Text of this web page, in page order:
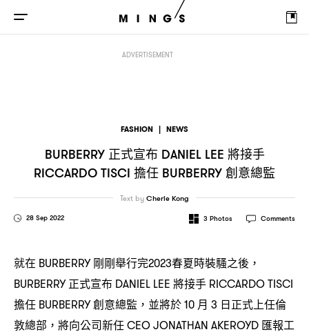
ADVERTISEMENT
FASHION | NEWS
BURBERRY 正式宣布 DANIEL LEE 將接手
RICCARDO TISCI 擔任 BURBERRY創意總監
28 Sep 2022
Text byCherie Kong
3 Photos Comments
就在 BURBERRY剛剛舉行完2023春夏時裝騷之後 ，
BURBERRY正式宣布 DANIEL LEE 將接手 RICCARDO TISCI
擔任 BURBERRY創意總監 ， 並將於10 月 3 日正式上任倫
敦總部 ， 將向公司新任CEO JONATHAN AKEROYD 匯報工
DANIEL LEE將接手 RICCARDO TISCI BURBERRY創